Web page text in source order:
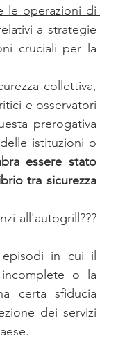
le operazioni di
a strategie
cruciali per la
collettiva,
e osservatori
prerogativa
istituzioni o
essere stato
tra sicurezza
all'autogrill???
episodi in cui il
o la
certa sfiducia
dei servizi